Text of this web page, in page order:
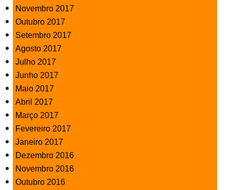
Novembro 2017
Outubro 2017
Setembro 2017
Agosto 2017
Julho 2017
Junho 2017
Maio 2017
Abril 2017
Março 2017
Fevereiro 2017
Janeiro 2017
Dezembro 2016
Novembro 2016
Outubro 2016